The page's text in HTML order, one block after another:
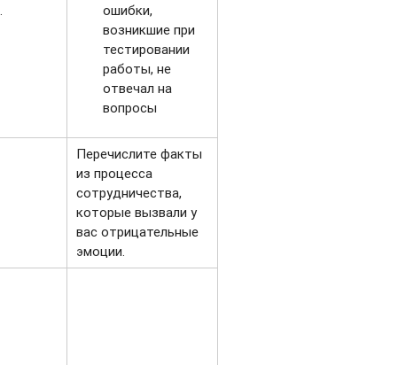
ошибки,
возникшие при
тестировании
работы, не
отвечал на
вопросы
Перечислите факты
из процесса
сотрудничества,
которые вызвали у
вас отрицательные
эмоции.